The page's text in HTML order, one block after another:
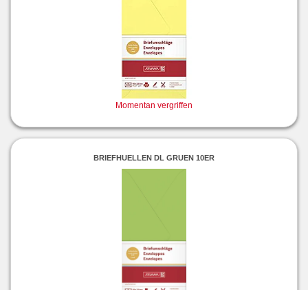
Momentan vergriffen
BRIEFHUELLEN DL GRUEN 10ER